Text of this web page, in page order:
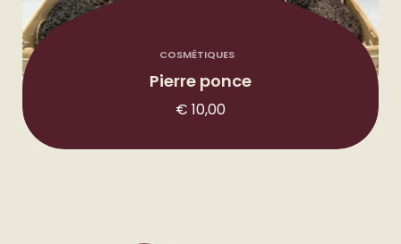
COSMÉTIQUES
Pierre ponce
€ 10,00